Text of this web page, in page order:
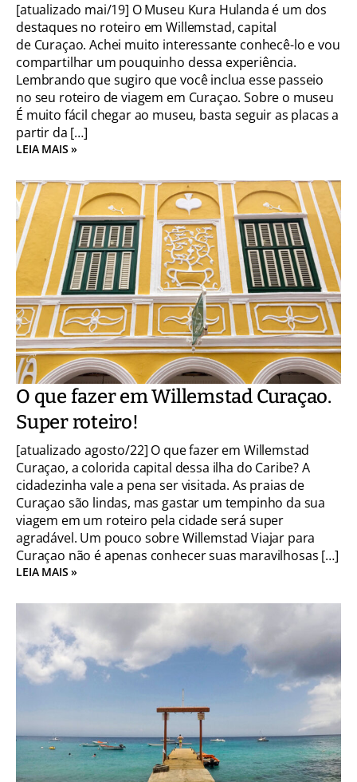
[atualizado mai/19] O Museu Kura Hulanda é um dos
destaques no roteiro em Willemstad, capital
de Curaçao. Achei muito interessante conhecê-lo e vou
compartilhar um pouquinho dessa experiência.
Lembrando que sugiro que você inclua esse passeio
no seu roteiro de viagem em Curaçao. Sobre o museu
É muito fácil chegar ao museu, basta seguir as placas a
partir da […]
LEIA MAIS »
O que fazer em Willemstad Curaçao.
Super roteiro!
[atualizado agosto/22] O que fazer em Willemstad
Curaçao, a colorida capital dessa ilha do Caribe? A
cidadezinha vale a pena ser visitada. As praias de
Curaçao são lindas, mas gastar um tempinho da sua
viagem em um roteiro pela cidade será super
agradável. Um pouco sobre Willemstad Viajar para
Curaçao não é apenas conhecer suas maravilhosas […]
LEIA MAIS »